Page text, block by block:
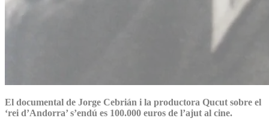
El documental de Jorge Cebrián i la productora Qucut sobre el
‘rei d’Andorra’ s’endú es 100.000 euros de l’ajut al cine.